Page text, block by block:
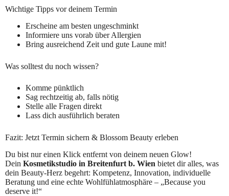
Wichtige Tipps vor deinem Termin
Erscheine am besten ungeschminkt
Informiere uns vorab über Allergien
Bring ausreichend Zeit und gute Laune mit!
Was solltest du noch wissen?
Komme pünktlich
Sag rechtzeitig ab, falls nötig
Stelle alle Fragen direkt
Lass dich ausführlich beraten
Fazit: Jetzt Termin sichern & Blossom Beauty erleben
Du bist nur einen Klick entfernt von deinem neuen Glow!
Dein Kosmetikstudio in Breitenfurt b. Wien bietet dir alles, was
dein Beauty-Herz begehrt: Kompetenz, Innovation, individuelle
Beratung und eine echte Wohlfühlatmosphäre – „Because you
deserve it!“